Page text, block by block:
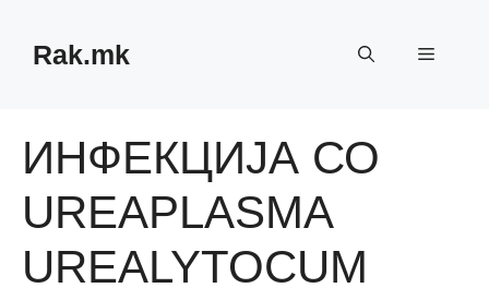
contentRak.mk Menu
ИНФЕКЦИЈА СО
UREAPLASMA
UREALYTOCUM